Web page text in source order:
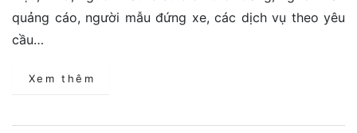
quảng cáo, người mẫu đứng xe, các dịch vụ theo yêu
cầu…
Xem thêm